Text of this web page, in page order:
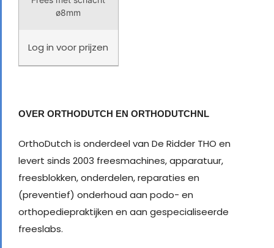
ø8mm
Log in voor prijzen
OVER ORTHODUTCH EN ORTHODUTCHNL
OrthoDutch is onderdeel van De Ridder THO en
levert sinds 2003 freesmachines, apparatuur,
freesblokken, onderdelen, reparaties en
(preventief) onderhoud aan podo- en
orthopediepraktijken en aan gespecialiseerde
freeslabs.